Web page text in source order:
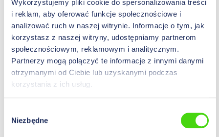
Wykorzystujemy pliki cookie do spersonalizowania treści
i reklam, aby oferować funkcje społecznościowe i
analizować ruch w naszej witrynie. Informacje o tym, jak
korzystasz z naszej witryny, udostępniamy partnerom
społecznościowym, reklamowym i analitycznym.
Partnerzy mogą połączyć te informacje z innymi danymi
otrzymanymi od Ciebie lub uzyskanymi podczas
korzystania z ich usług.
zgody
Niezbędne
Gwint (M) M 32 x 1,5
Stopień ochrony
Wersja z silikonową uszczelką
100 St)
zalogowaniu.
50880